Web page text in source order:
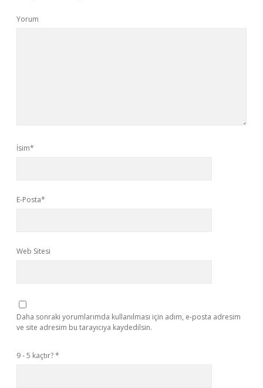
Yorum
İsim*
E-Posta*
Web Sitesi
Daha sonraki yorumlarımda kullanılması için adım, e-posta adresim
ve site adresim bu tarayıcıya kaydedilsin.
9 - 5 kaçtır?*